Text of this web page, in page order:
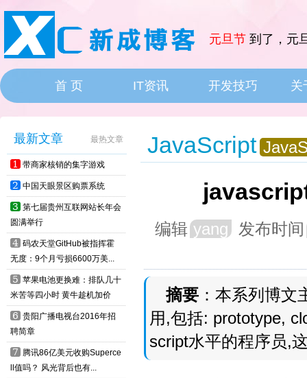
元旦节 到了，元
首 页 HOME
IT资讯 IT News
开发技巧 关
最新文章 最热文章
1 带商家核销的集字游戏
2 中国天眼景区购票系统
3 第七届贵州互联网站长年会
圆满举行
4 码农天堂GitHub被指挥霍
无度：9个月亏损6600万美...
5 苹果电池更换难：排队几十
米苦等四小时 黄牛趁机加价
6 贵阳广播电视台2016年招
聘简章
7 腾讯86亿美元收购Superce
ll值吗？ 风光背后也有...
JavaScript
编辑 yang 发布时间
摘要 ：本系列博
用,包括: prototype,
script水平的程序员,